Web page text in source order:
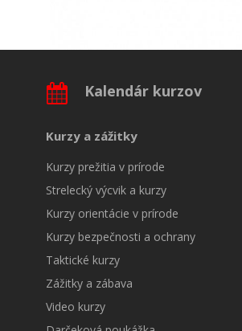
Kalendár kurzov
Kurzy a zážitky
Kurzy prežitia v prírode
Strelecký výcvik a kurzy
Kurzy orientácie v prírode
Kurzy bezpečnosti a ochrany
Taktické kurzy
Zážitky a zábava
Video kurzy